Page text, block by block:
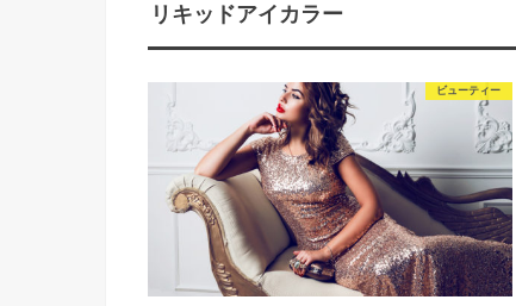
リキッドアイカラー
ビューティー